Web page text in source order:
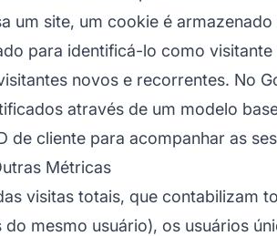
um site, um cookie é
para identificá-lo como visitante
novos e recorrentes. No
através de um modelo
de cliente para acompanhar as
Métricas
visitas totais, que contabilizam
mesmo usuário), os usuários